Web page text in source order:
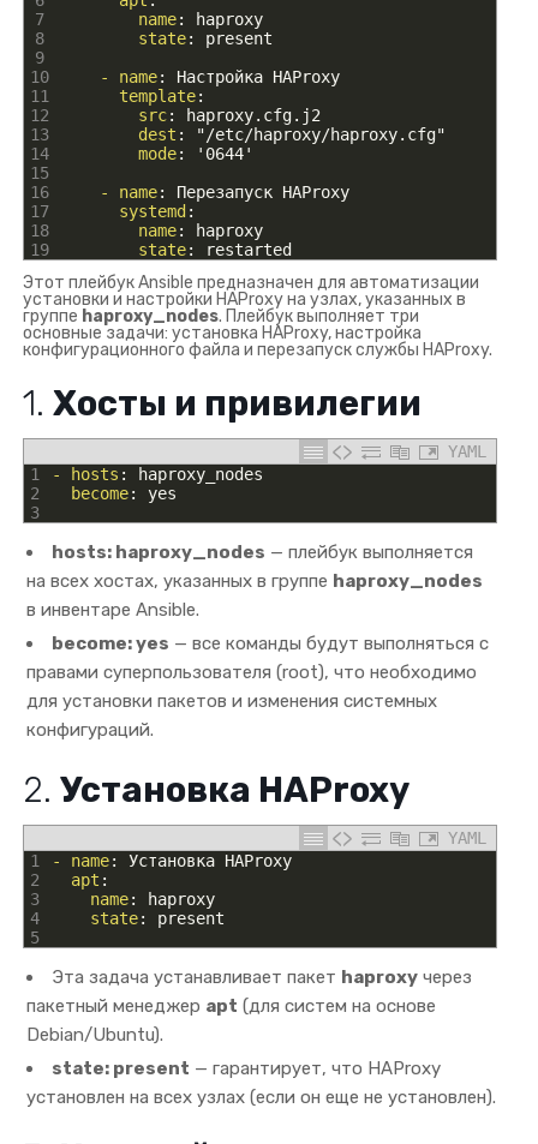
7
8
9
10
11
12
13
14
15
16
17
18
19
name: haproxy
state: present
- name: Настройка HAProxy
template:
src: haproxy.cfg.j2
dest : "/etc/haproxy/haproxy.cfg"
mode: '0644'
- name: Перезапуск HAProxy
systemd :
name: haproxy
state: restarted
Этот плейбук Ansible предназначен для автоматизации
установки и настройки HAProxy на узлах, указанных в
группе haproxy_nodes. Плейбук выполняет три
основные задачи: установка HAProxy, настройка
конфигурационного файла и перезапуск службы HAProxy.
1.Хосты и привилегии
YAML
1
2
3
- hosts : haproxy_nodes
become: yes
hosts: haproxy_nodes — плейбук выполняется
на всех хостах, указанных в группе haproxy_nodes
в инвентаре Ansible.
become: yes — все команды будут выполняться с
правами суперпользователя (root), что необходимо
для установки пакетов и изменения системных
конфигураций.
2.Установка HAProxy
YAML
1
2
3
4
5
- name: Установка HAProxy
apt :
name: haproxy
state: present
Эта задача устанавливает пакет haproxy через
пакетный менеджер apt (для систем на основе
Debian/Ubuntu).
state: present — гарантирует, что HAProxy
установлен на всех узлах (если он еще не установлен).